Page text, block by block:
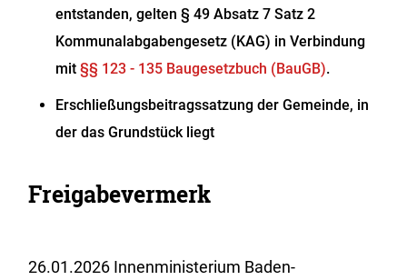
entstanden, gelten § 49 Absatz 7 Satz 2
Kommunalabgabengesetz (KAG) in Verbindung
mit§§ 123 - 135 Baugesetzbuch (BauGB).
Erschließungsbeitragssatzung der Gemeinde, in
der das Grundstück liegt
Freigabevermerk
26.01.2026 Innenministerium Baden-